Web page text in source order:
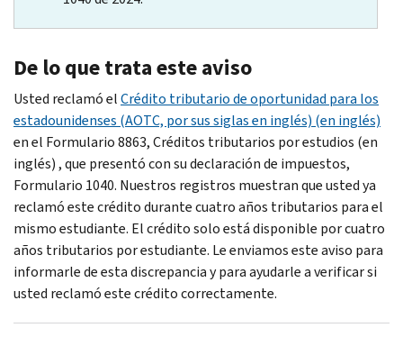
De lo que trata este aviso
Usted reclamó elCrédito tributario de oportunidad para los
estadounidenses (AOTC, por sus siglas en inglés) (en inglés)
en el Formulario 8863, Créditos tributarios por estudios (en
inglés) , que presentó con su declaración de impuestos,
Formulario 1040. Nuestros registros muestran que usted ya
reclamó este crédito durante cuatro años tributarios para el
mismo estudiante. El crédito solo está disponible por cuatro
años tributarios por estudiante. Le enviamos este aviso para
informarle de esta discrepancia y para ayudarle a verificar si
usted reclamó este crédito correctamente.